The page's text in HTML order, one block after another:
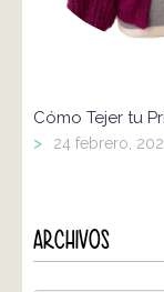
Cómo Tejer tu
> 24 febrero,
ARCHIVOS